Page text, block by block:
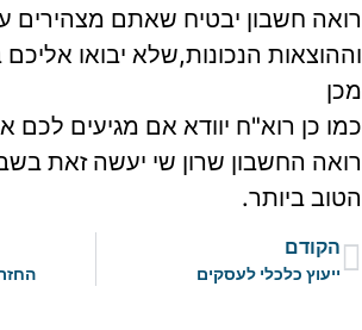
רואה חשבון יבטיח שאתם מצהירים
וההוצאות הנכונות,שלא יבואו
מכן
כמו כן רוא"ח יוודא אם מגיעים לכם
רואה החשבון שרון שי יעשה זאת
הטוב ביותר.
הקודם
ייעוץ כלכלי לעסקים